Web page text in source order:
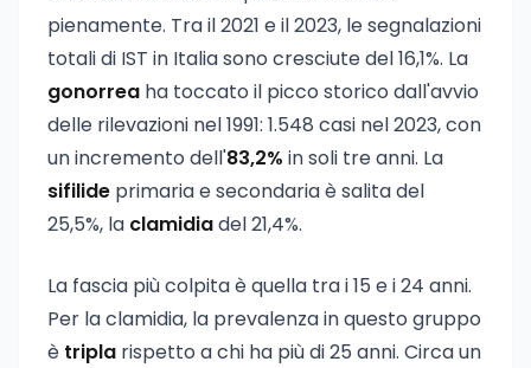
pienamente. Tra il 2021 e il 2023, le segnalazioni
totali di IST in Italia sono cresciute del 16,1%. La
gonorrea ha toccato il picco storico dall'avvio
delle rilevazioni nel 1991: 1.548 casi nel 2023, con
un incremento dell'83,2% in soli tre anni. La
sifilide primaria e secondaria è salita del
25,5%, la clamidiadel 21,4%.
La fascia più colpita è quella tra i 15 e i 24 anni.
Per la clamidia, la prevalenza in questo gruppo
è tripla rispetto a chi ha più di 25 anni. Circa un